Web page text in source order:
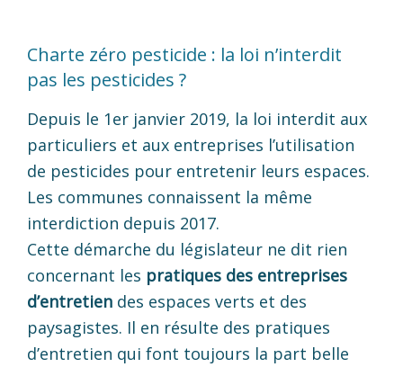
Charte zéro pesticide : la loi n’interdit
pas les pesticides ?
Depuis le 1er janvier 2019, la loi interdit aux
particuliers et aux entreprises l’utilisation
de pesticides pour entretenir leurs espaces.
Les communes connaissent la même
interdiction depuis 2017.
Cette démarche du législateur ne dit rien
concernant les pratiques des entreprises
d’entretien des espaces verts et des
paysagistes. Il en résulte des pratiques
d’entretien qui font toujours la part belle